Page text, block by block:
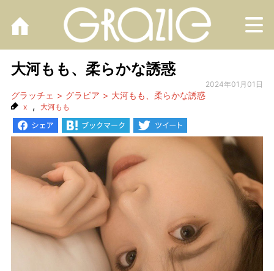
大河もも、柔らかな誘惑
2024年01月01日
グラッチェ グラビア 大河もも、柔らかな誘惑
x , 大河もも